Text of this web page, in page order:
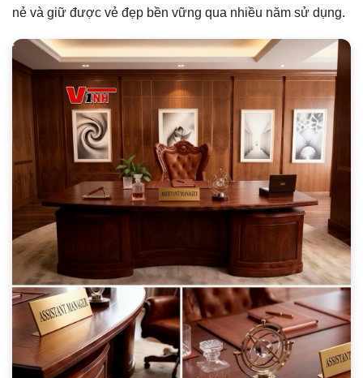
nẻ và giữ được vẻ đẹp bền vững qua nhiều năm sử dụng.